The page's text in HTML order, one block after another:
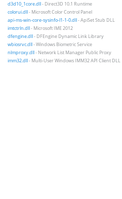
d3d10_1core.dll- Direct3D 10.1 Runtime
colorui.dll- Microsoft Color Control Panel
api-ms-win-core-sysinfo-l1-1-0.dll- ApiSet Stub DLL
imtctrln.dll- Microsoft IME 2012
dfengine.dll- DFEngine Dynamic Link Library
wbiosrvc.dll- Windows Biometric Service
nlmproxy.dll- Network List Manager Public Proxy
imm32.dll- Multi-User Windows IMM32 API Client DLL